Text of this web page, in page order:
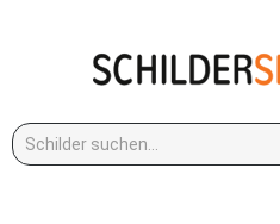
Stichwort: